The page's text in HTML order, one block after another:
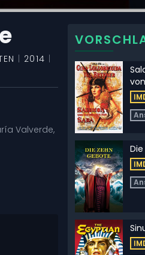
| 2014 |
Valverde,